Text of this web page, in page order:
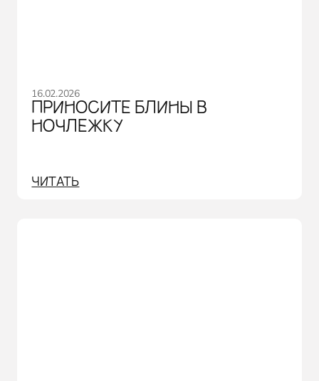
16.02.2026
ПРИНОСИТЕ БЛИНЫ В
НОЧЛЕЖКУ
ЧИТАТЬ